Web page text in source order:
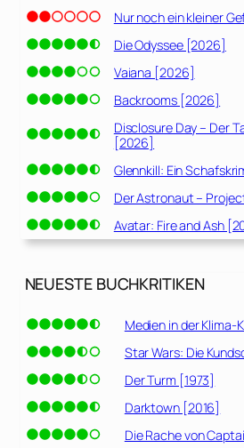
Nur noch ein kleiner
Die Odyssee [2026]
Vaiana [2026]
Backrooms [2026]
Disclosure Day – Der
[2026]
Glennkill: Ein
Der Astronaut –
Avatar: Fire and Ash
NEUESTE BUCHKRITIKEN
Medien in der Klima-
Star Wars: Die
Der Turm [1973]
Darktown [2016]
Die Rache von